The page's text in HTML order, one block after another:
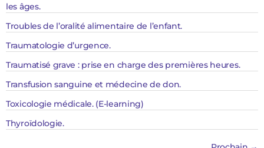
les âges.
Troubles de l’oralité alimentaire de l’enfant.​​
Traumatologie d’urgence.
Traumatisé grave : prise en charge des premières heures.
Transfusion sanguine et médecine de don.
Toxicologie médicale. (E-learning)
Thyroïdologie.​​​